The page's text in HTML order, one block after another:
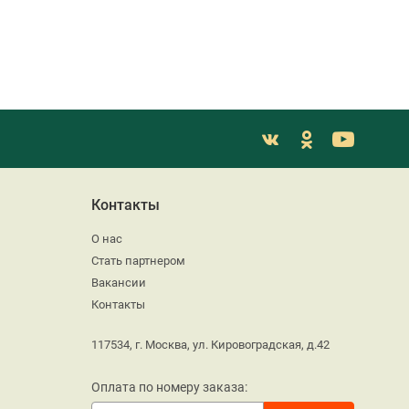
Контакты
О нас
Стать партнером
Вакансии
Контакты
117534, г. Москва, ул. Кировоградская, д.42
Оплата по номеру заказа: